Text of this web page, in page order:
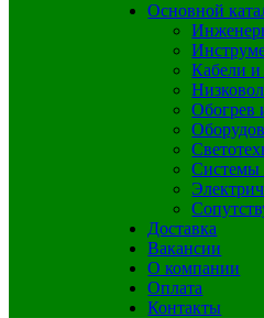
Основной
Кабели и
Обогрев
Системы
Доставка
Вакансии
О компании
Оплата
Контакты